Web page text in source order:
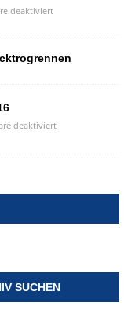
deaktiviert
deaktiviert
SUCHEN